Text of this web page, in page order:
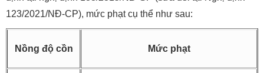
123/2021/NĐ-CP), mức phạt cụ thể như sau:
Nồng độ cồn Mức phạt